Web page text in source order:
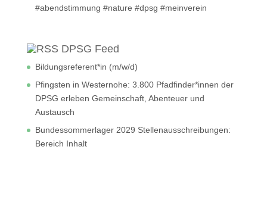
#abendstimmung #nature #dpsg #meinverein
DPSG Feed
Bildungsreferent*in (m/w/d)
Pfingsten in Westernohe: 3.800 Pfadfinder*innen der
DPSG erleben Gemeinschaft, Abenteuer und
Austausch
Bundessommerlager 2029 Stellenausschreibungen:
Bereich Inhalt